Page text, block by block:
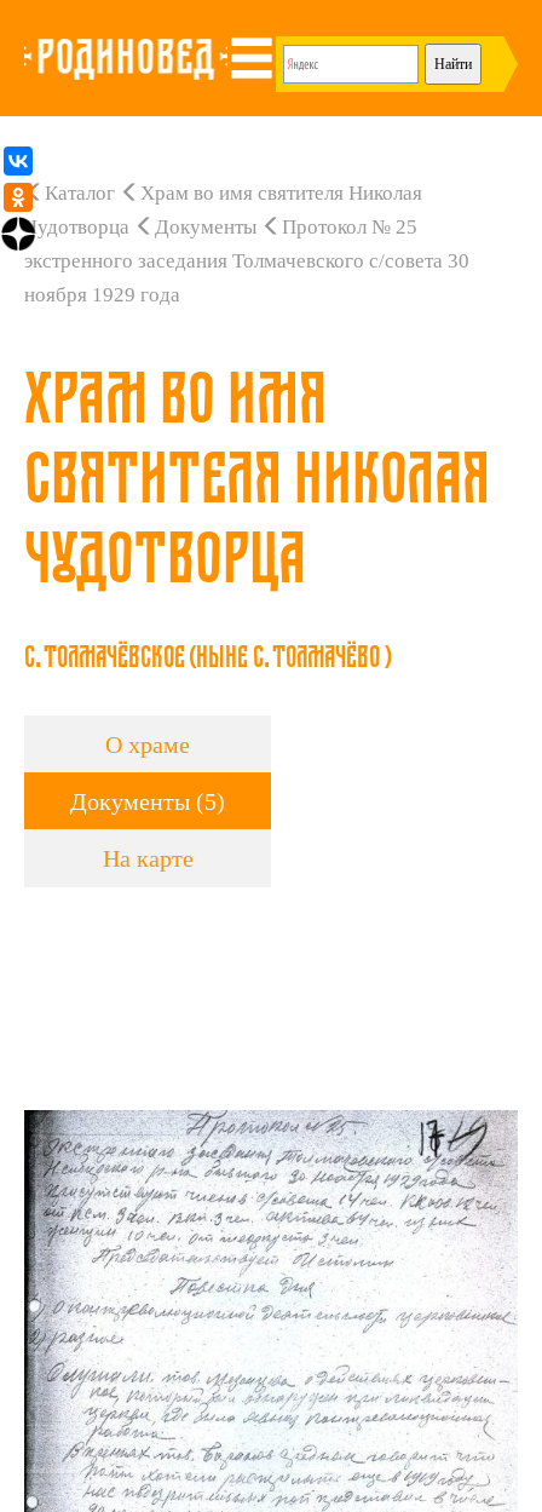
Каталог
Храм во имя святителя Николая
Чудотворца
Документы
Протокол № 25
экстренного заседания Толмачевского с/совета 30
ноября 1929 года
Храм во имя
святителя Николая
Чудотворца
с. Толмачёвское (ныне с. Толмачёво )
О храме
Документы (5)
На карте